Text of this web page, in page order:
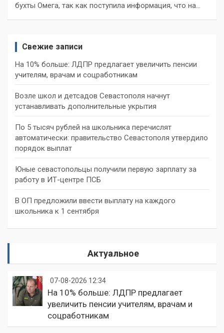
бухты Омега, так как поступила информация, что на…
Свежие записи
На 10% больше: ЛДПР предлагает увеличить пенсии
учителям, врачам и соцработникам
Возле школ и детсадов Севастополя начнут
устанавливать дополнительные укрытия
По 5 тысяч рублей на школьника перечислят
автоматически: правительство Севастополя утвердило
порядок выплат
Юные севастопольцы получили первую зарплату за
работу в ИТ-центре ПСБ
В ОП предложили ввести выплату на каждого
школьника к 1 сентября
Актуальное
07-08-2026 12:34
На 10% больше: ЛДПР предлагает
увеличить пенсии учителям, врачам и
соцработникам